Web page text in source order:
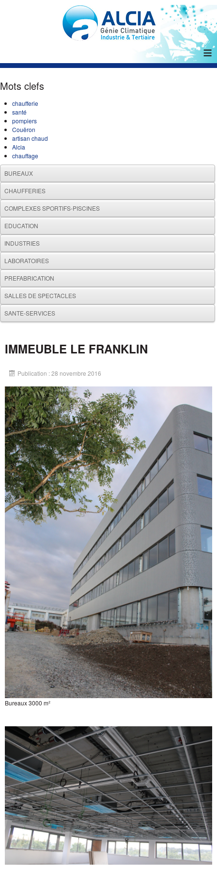
≡
Mots clefs
chaufferie
santé
pompiers
Couëron
artisan chaud
Alcia
chauffage
BUREAUX
CHAUFFERIES
COMPLEXES SPORTIFS-PISCINES
EDUCATION
INDUSTRIES
LABORATOIRES
PREFABRICATION
SALLES DE SPECTACLES
SANTE-SERVICES
IMMEUBLE LE FRANKLIN
Publication : 28 novembre 2016
Bureaux 3000 m²